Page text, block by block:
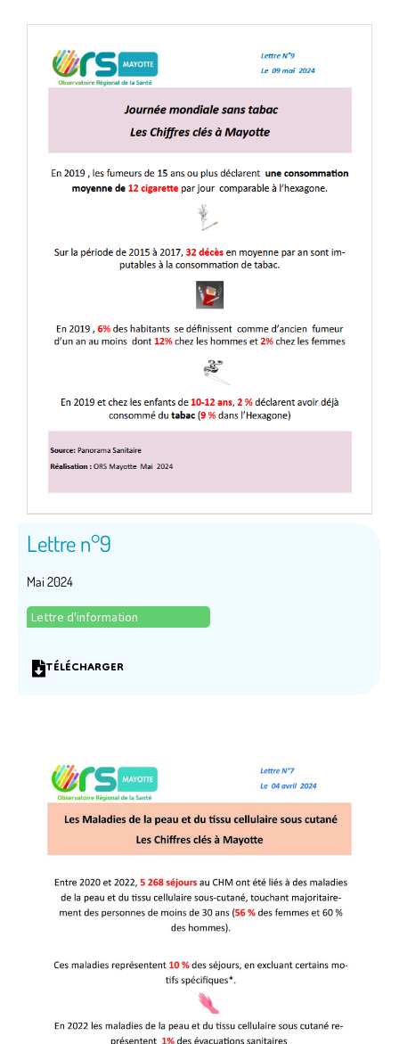
Lettre n°9
Mai 2024
Lettre d'information
TÉLÉCHARGER